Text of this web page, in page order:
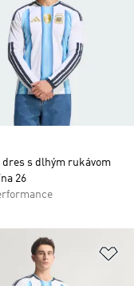
dres s dlhým rukávom
26
želaných